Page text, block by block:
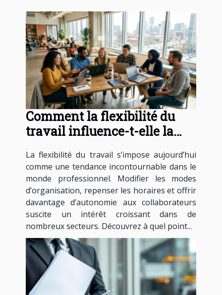
Comment la flexibilité du
travail influence-t-elle la
La flexibilité du travail s’impose aujourd’hui
comme une tendance incontournable dans le
monde professionnel. Modifier les modes
d’organisation, repenser les horaires et offrir
davantage d’autonomie aux collaborateurs
suscite un intérêt croissant dans de
nombreux secteurs. Découvrez à quel point...